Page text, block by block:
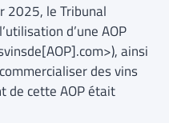
2025, le Tribunal
d’une AOP
ainsi
des vins
de cette AOP était